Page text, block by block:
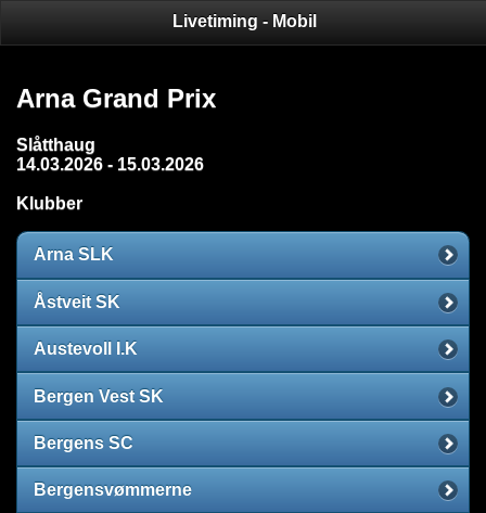
Livetiming - Mobil
Arna Grand Prix
Slåtthaug
14.03.2026 - 15.03.2026
Klubber
Arna SLK
Åstveit SK
Austevoll I.K
Bergen Vest SK
Bergens SC
Bergensvømmerne